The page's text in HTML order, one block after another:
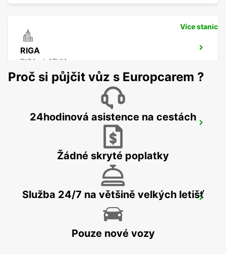
RIGA
RIGA - LATVIA
RIGA MEZINÁRODNÍ LETIŠTE
HELSINKI HERTTONIEMI
Více stanic
Proč si půjčit vůz s Europcarem ?
24hodinová asistence na cestách
Žádné skryté poplatky
Služba 24/7 na většině velkých letišť
Pouze nové vozy